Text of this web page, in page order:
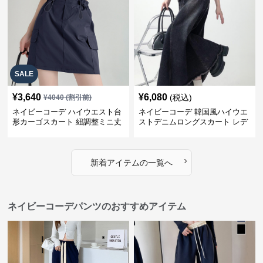
SALE
¥3,640 ¥4040(割引前)
ネイビーコーデ ハイウエスト台
形カーゴスカート 紐調整ミニ丈
¥6,080 (税込)
ネイビーコーデ 韓国風ハイウエ
ストデニムロングスカート レデ
新着アイテムの一覧へ ›
ネイビーコーデパンツのおすすめアイテム